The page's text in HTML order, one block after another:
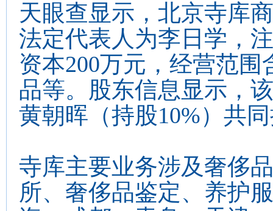
天眼查显示，北京寺库
法定代表人为李日学，
资本200万元，经营范
品等。股东信息显示，
黄朝晖（持股10%）共
寺库主要业务涉及奢侈
所、奢侈品鉴定、养护